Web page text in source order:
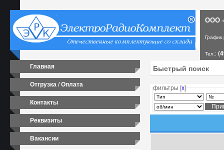
ООО
Тел.:
Главная
Отгрузка / Оплата
Контакты
Реквизиты
Вакансии
фильтры [х]